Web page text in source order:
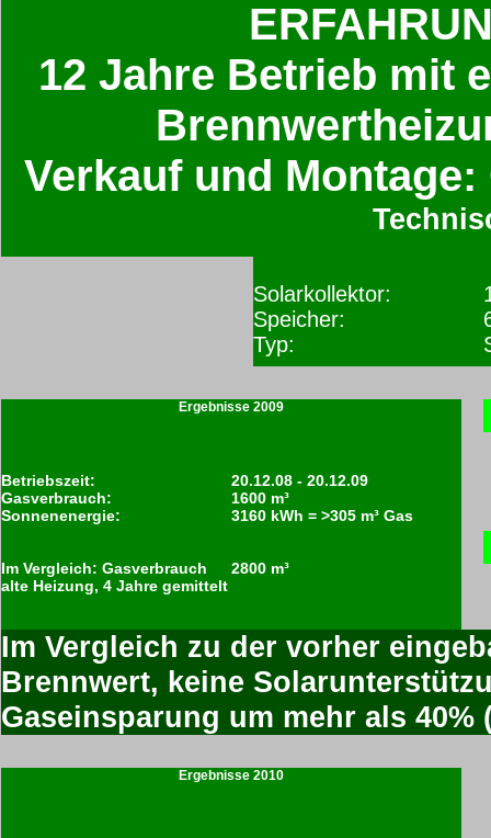
12 Jahre Betrieb mit
Verkauf und
Solarkollektor:
Speicher:
Typ:
Ergebnisse 2009
Betriebszeit:
Gasverbrauch:
Sonnenenergie:
20.12.08 - 20.12.09
1600 m³
3160 kWh = >305 m³ Gas
Im Vergleich: Gasverbrauch
alte Heizung, 4 Jahre gemittelt
2800 m³
Im Vergleich zu der vorher
Brennwert, keine
Gaseinsparung um mehr als 40%
Ergebnisse 2010